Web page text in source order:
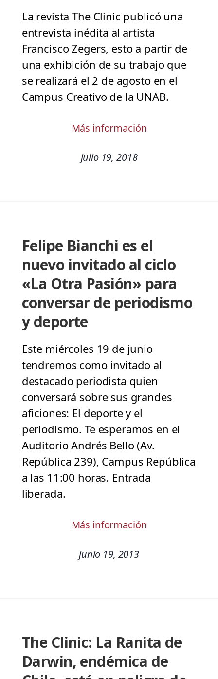
La revista The Clinic publicó una
entrevista inédita al artista
Francisco Zegers, esto a partir de
una exhibición de su trabajo que
se realizará el 2 de agosto en el
Campus Creativo de la UNAB.
Más información
julio 19, 2018
Felipe Bianchi es el
nuevo invitado al ciclo
«La Otra Pasión» para
conversar de periodismo
y deporte
Este miércoles 19 de junio
tendremos como invitado al
destacado periodista quien
conversará sobre sus grandes
aficiones: El deporte y el
periodismo. Te esperamos en el
Auditorio Andrés Bello (Av.
República 239), Campus República
a las 11:00 horas. Entrada
liberada.
Más información
junio 19, 2013
The Clinic: La Ranita de
Darwin, endémica de